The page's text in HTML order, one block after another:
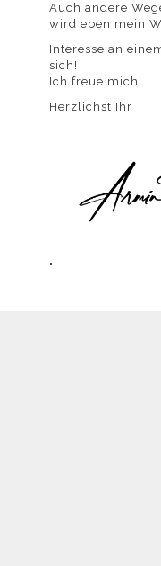
Detaillierte
Informationen
Auch andere
wird eben mein
Interesse an
sich!
Ich freue mich.
Herzlichst Ihr
"